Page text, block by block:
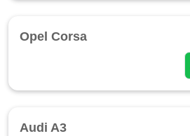
Opel Corsa
Audi A3